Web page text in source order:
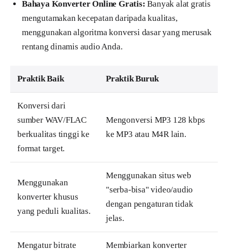
Bahaya Konverter Online Gratis: Banyak alat gratis
mengutamakan kecepatan daripada kualitas,
menggunakan algoritma konversi dasar yang merusak
rentang dinamis audio Anda.
Praktik Baik Praktik Buruk
Konversi dari
sumber WAV/FLAC
berkualitas tinggi ke
format target.
Mengonversi MP3 128 kbps
ke MP3 atau M4R lain.
Menggunakan
konverter khusus
yang peduli kualitas.
Menggunakan situs web
"serba-bisa" video/audio
dengan pengaturan tidak
jelas.
Mengatur bitrate
Membiarkan konverter